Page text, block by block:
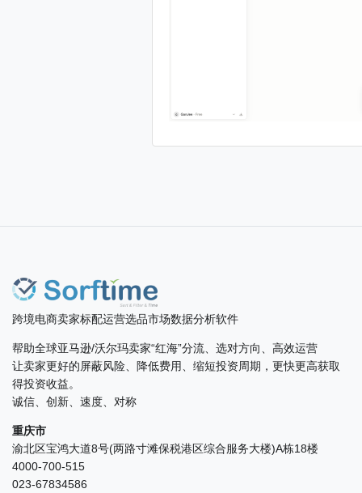
跨境电商卖家标配运营选品市场数据分析软件
帮助全球亚马逊/沃尔玛卖家“红海”分流、选对方向、高效运营
让卖家更好的屏蔽风险、降低费用、缩短投资周期，更快更高获取
得投资收益。
诚信、创新、速度、对称
重庆市
渝北区宝鸿大道8号(两路寸滩保税港区综合服务大楼)A栋18楼
4000-700-515
023-67834586